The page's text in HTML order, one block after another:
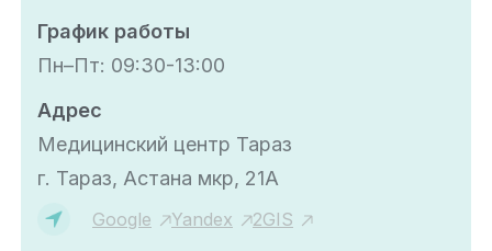
График работы
Пн–Пт: 09:30-13:00
Адрес
Медицинский центр Тараз
г. Тараз, Астана мкр, 21А
Google Yandex 2GIS